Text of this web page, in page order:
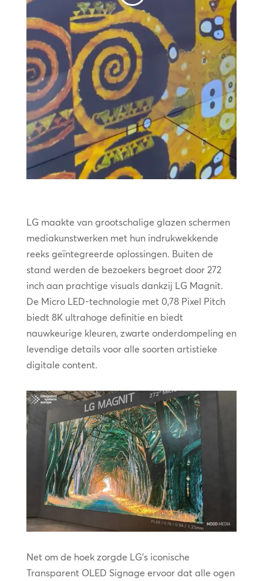
LG maakte van grootschalige glazen schermen
mediakunstwerken met hun indrukwekkende
reeks geïntegreerde oplossingen. Buiten de
stand werden de bezoekers begroet door 272
inch aan prachtige visuals dankzij LG Magnit.
De Micro LED-technologie met 0,78 Pixel Pitch
biedt 8K ultrahoge definitie en biedt
nauwkeurige kleuren, zwarte onderdompeling en
levendige details voor alle soorten artistieke
digitale content.
Net om de hoek zorgde LG’s iconische
Transparent OLED Signage ervoor dat alle ogen